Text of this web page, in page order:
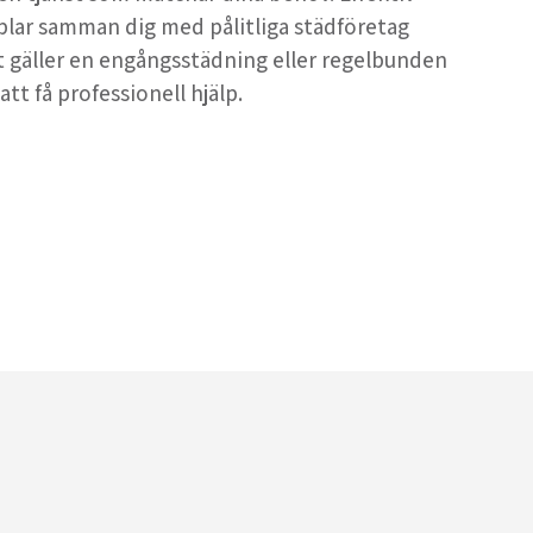
samman dig med pålitliga städföretag
en engångsstädning eller regelbunden
få professionell hjälp.